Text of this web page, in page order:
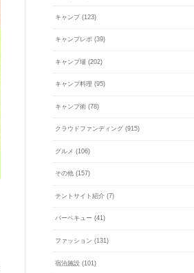
キャンプ (123)
キャンプレポ (39)
キャンプ場 (202)
キャンプ料理 (95)
キャンプ術 (78)
クラウドファンディング (915)
グルメ (106)
その他 (157)
テントサイト紹介 (7)
バーベキュー (41)
ファッション (131)
宿泊施設 (101)